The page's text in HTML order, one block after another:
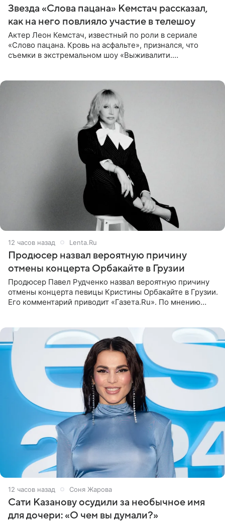
Звезда «Слова пацана» Кемстач рассказал,
как на него повлияло участие в телешоу
Актер Леон Кемстач, известный по роли в сериале
«Слово пацана. Кровь на асфальте», признался, что
съемки в экстремальном шоу «Выживалити.
12 часов назад Lenta.Ru
Продюсер назвал вероятную причину
отмены концерта Орбакайте в Грузии
Продюсер Павел Рудченко назвал вероятную причину
отмены концерта певицы Кристины Орбакайте в Грузии.
Его комментарий приводит «Газета.Ru». По мнению
12 часов назад Соня Жарова
Сати Казанову осудили за необычное имя
для дочери: «О чем вы думали?»